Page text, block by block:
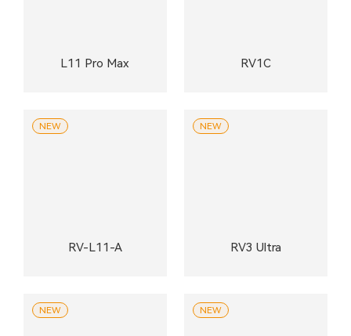
L11 Pro Max RV1C
RV-L11-A
NEW
RV3 Ultra
NEW
NEW NEW